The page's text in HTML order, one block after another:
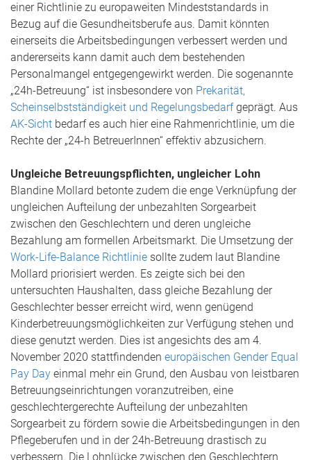
einer Richtlinie zu europaweiten Mindeststandards in
Bezug auf die Gesundheitsberufe aus. Damit könnten
einerseits die Arbeitsbedingungen verbessert werden und
andererseits kann damit auch dem bestehenden
Personalmangel entgegengewirkt werden. Die sogenannte
„24h-Betreuung“ ist insbesondere von Prekarität,
Scheinselbstständigkeit und Regelungsbedarfgeprägt. Aus
AK-Sicht bedarf es auch hier eine Rahmenrichtlinie, um die
Rechte der „24-h BetreuerInnen“ effektiv abzusichern.
Ungleiche Betreuungspflichten, ungleicher Lohn
Blandine Mollard betonte zudem die enge Verknüpfung der
ungleichen Aufteilung der unbezahlten Sorgearbeit
zwischen den Geschlechtern und deren ungleiche
Bezahlung am formellen Arbeitsmarkt. Die Umsetzung der
Work-Life-Balance Richtlinie sollte zudem laut Blandine
Mollard priorisiert werden. Es zeigte sich bei den
untersuchten Haushalten, dass gleiche Bezahlung der
Geschlechter besser erreicht wird, wenn genügend
Kinderbetreuungsmöglichkeiten zur Verfügung stehen und
diese genutzt werden. Dies ist angesichts des am 4.
November 2020 stattfindenden europäischen Gender Equal
Pay Day einmal mehr ein Grund, den Ausbau von leistbaren
Betreuungseinrichtungen voranzutreiben, eine
geschlechtergerechte Aufteilung der unbezahlten
Sorgearbeit zu fördern sowie die Arbeitsbedingungen in den
Pflegeberufen und in der 24h-Betreuung drastisch zu
verbessern. Die Lohnlücke zwischen den Geschlechtern